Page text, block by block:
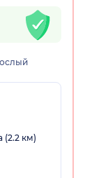
(2.2 км)